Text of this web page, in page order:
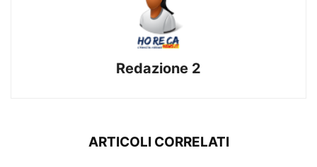
Redazione 2
ARTICOLI CORRELATI